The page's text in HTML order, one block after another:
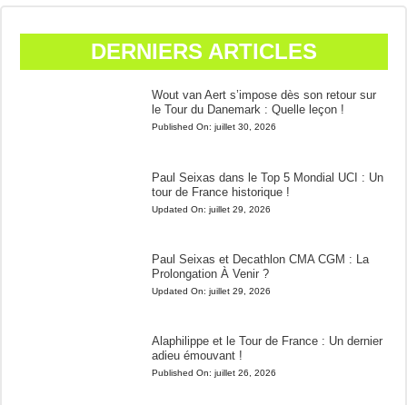
DERNIERS ARTICLES
Wout van Aert s’impose dès son retour sur
le Tour du Danemark : Quelle leçon !
Published On: juillet 30, 2026
Paul Seixas dans le Top 5 Mondial UCI : Un
tour de France historique !
Updated On: juillet 29, 2026
Paul Seixas et Decathlon CMA CGM : La
Prolongation À Venir ?
Updated On: juillet 29, 2026
Alaphilippe et le Tour de France : Un dernier
adieu émouvant !
Published On: juillet 26, 2026